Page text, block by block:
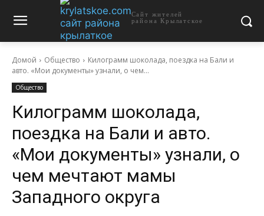
Сайт жителей
района Крылатское
Домой Общество
Килограмм шоколада, поездка на Бали и
авто. «Мои документы» узнали, о чем...
Общество
Килограмм шоколада,
поездка на Бали и авто.
«Мои документы» узнали, о
чем мечтают мамы
Западного округа